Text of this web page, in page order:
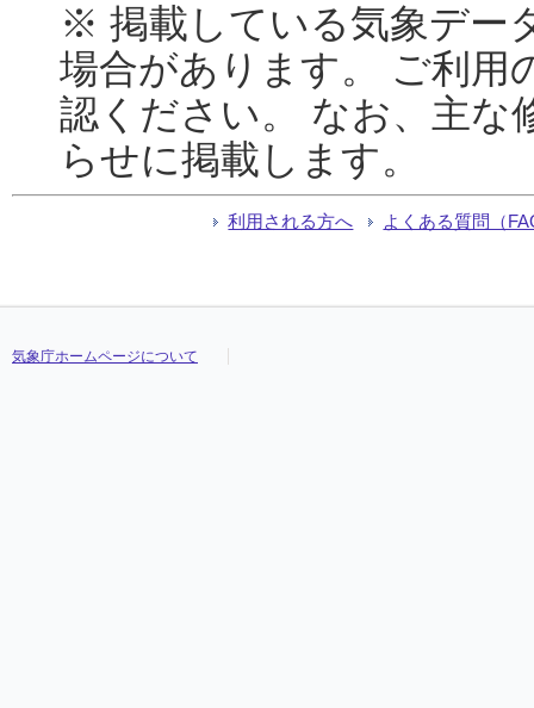
※ 掲載している気象デー
場合があります。 ご利用
認ください。 なお、主な
らせに掲載します。
利用される方へ よくある質問（
気象庁ホームページについて